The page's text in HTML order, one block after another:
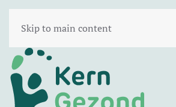
Skip to main content